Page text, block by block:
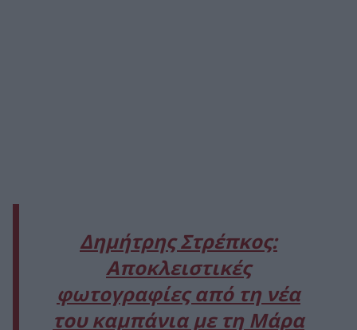
Δημήτρης Στρέπκος:
Αποκλειστικές
φωτογραφίες από τη νέα
του καμπάνια με τη Μάρα